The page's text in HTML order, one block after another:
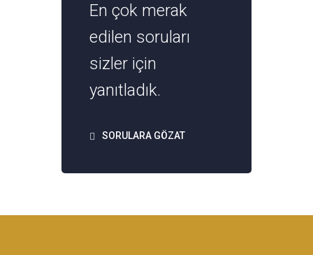
En çok merak
edilen soruları
sizler için
yanıtladık.
SORULARA GÖZAT